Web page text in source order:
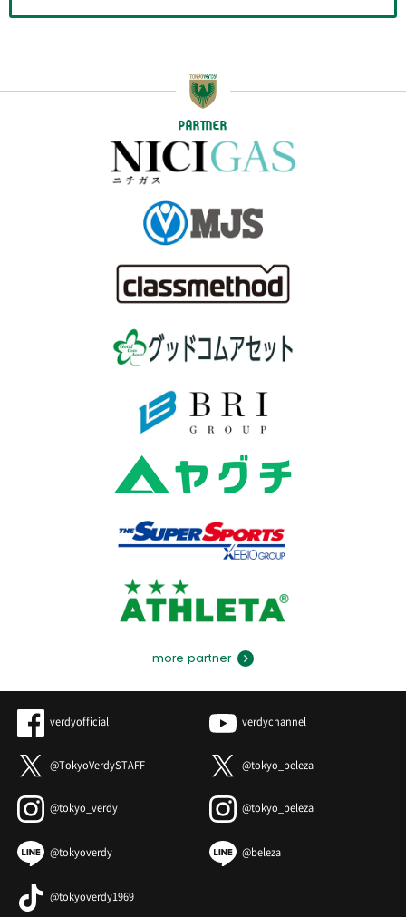
PARTNER
more partner
verdyofficial verdychannel
@TokyoVerdySTAFF @tokyo_beleza
@tokyo_verdy @tokyo_beleza
@tokyoverdy @beleza
@tokyoverdy1969